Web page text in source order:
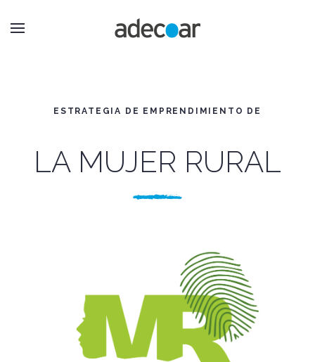
ESTRATEGIA DE EMPRENDIMIENTO DE
LA MUJER RURAL